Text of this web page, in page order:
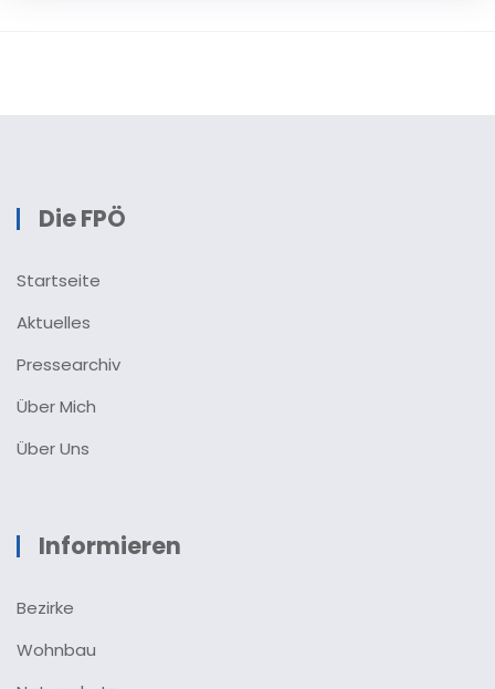
Die FPÖ
Startseite
Aktuelles
Pressearchiv
Über Mich
Über Uns
Informieren
Bezirke
Wohnbau